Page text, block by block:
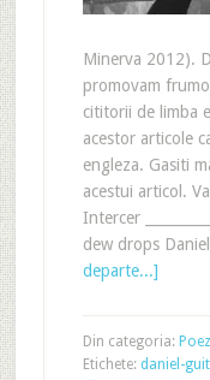
Minerva 2012).
promovam
cititorii de limba
acestor articole
engleza. Gasiti
acestui articol.
Intercer
dew drops
departe...]
Din categoria:
Etichete: daniel-